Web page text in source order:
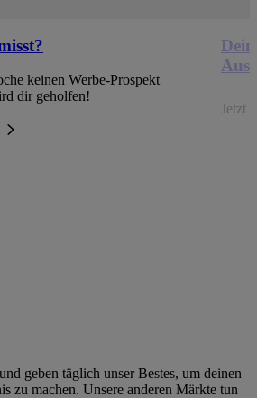
keinen Werbe-Prospekt
dir geholfen!
Jetzt
geben täglich unser Bestes, um deinen
zu machen. Unsere anderen Märkte tun